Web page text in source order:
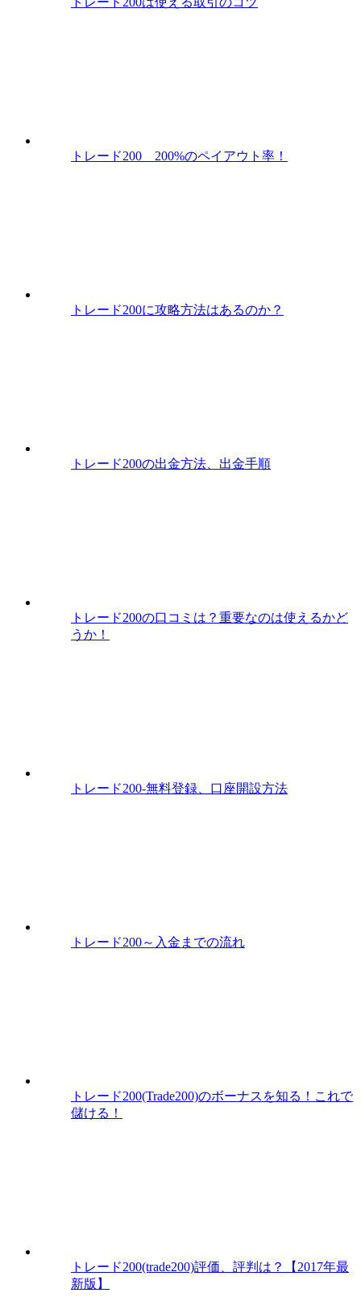
トレード200 200%のペイアウト率！
トレード200に攻略方法はあるのか？
トレード200の出金方法、出金手順
トレード200の口コミは？重要なのは使えるかど
うか！
トレード200-無料登録、口座開設方法
トレード200～入金までの流れ
トレード200(Trade200)のボーナスを知る！これで
儲ける！
トレード200(trade200)評価、評判は？【2017年最
新版】